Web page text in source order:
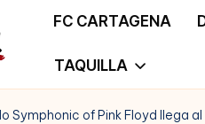
FC CARTAGENA
TAQUILLA
Symphonic of Pink Floyd llega